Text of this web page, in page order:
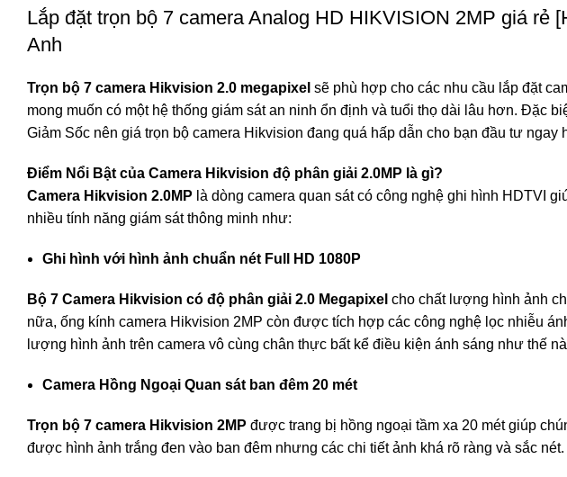
Lắp đặt trọn bộ 7 camera Analog HD HIKVISION 2MP giá rẻ
Anh
Trọn bộ 7 camera Hikvision 2.0 megapixel sẽ phù hợp cho các nhu cầu lắp đặt
mong muốn có một hệ thống giám sát an ninh ổn định và tuổi thọ dài lâu hơn. Đặc
Giảm Sốc nên giá trọn bộ camera Hikvision đang quá hấp dẫn cho bạn đầu tư ngay
Điểm Nổi Bật của Camera Hikvision độ phân giải 2.0MP là gì?
Camera Hikvision 2.0MP là dòng camera quan sát có công nghệ ghi hình HDTVI
nhiều tính năng giám sát thông minh như:
Ghi hình với hình ảnh chuẩn nét Full HD 1080P
Bộ 7 Camera Hikvision có độ phân giải 2.0 Megapixel cho chất lượng hình ảnh
nữa, ống kính camera Hikvision 2MP còn được tích hợp các công nghệ lọc nhiễu
lượng hình ảnh trên camera vô cùng chân thực bất kể điều kiện ánh sáng như thế
Camera Hồng Ngoại Quan sát ban đêm 20 mét
Trọn bộ 7 camera Hikvision 2MP được trang bị hồng ngoại tầm xa 20 mét giúp
được hình ảnh trắng đen vào ban đêm nhưng các chi tiết ảnh khá rõ ràng và sắc nét.